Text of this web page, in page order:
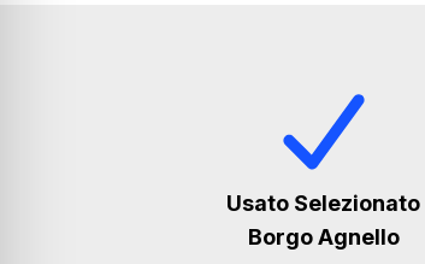
Usato Selezionato
Borgo Agnello